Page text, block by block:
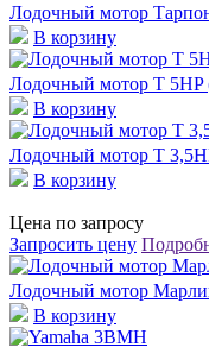
Лодочный мотор
В корзину
Лодочный мотор T 5HP
В корзину
Лодочный мотор T
В корзину
Цена по запросу
Запросить цену
Лодочный мотор
В корзину